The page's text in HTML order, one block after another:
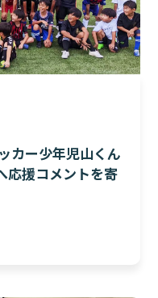
カー少年児山くん
応援コメントを寄